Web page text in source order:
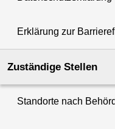
Erklärung zur
Zuständige Stellen
Standorte nach